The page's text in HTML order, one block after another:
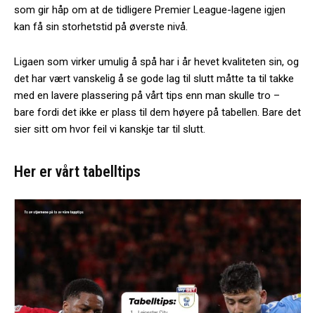
som gir håp om at de tidligere Premier League-lagene igjen
kan få sin storhetstid på øverste nivå.
Ligaen som virker umulig å spå har i år hevet kvaliteten sin, og
det har vært vanskelig å se gode lag til slutt måtte ta til takke
med en lavere plassering på vårt tips enn man skulle tro –
bare fordi det ikke er plass til dem høyere på tabellen. Bare det
sier sitt om hvor feil vi kanskje tar til slutt.
Her er vårt tabelltips